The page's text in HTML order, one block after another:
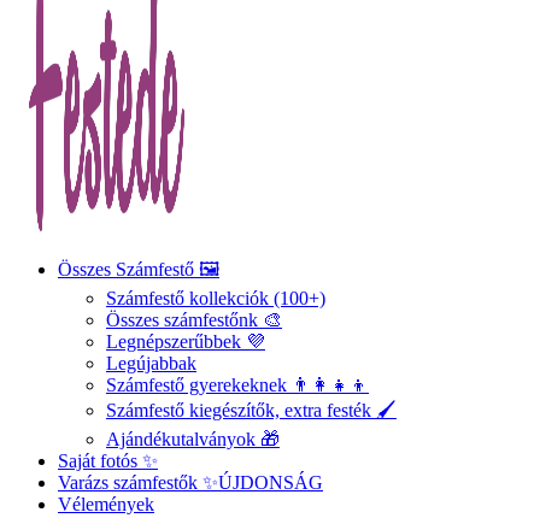
Összes Számfestő 🖼️
Számfestő kollekciók (100+)
Összes számfestőnk 🎨
Legnépszerűbbek 💜
Legújabbak
Számfestő gyerekeknek 👨‍👩‍👧‍👦
Számfestő kiegészítők, extra festék 🖌️
Ajándékutalványok 🎁
Saját fotós ✨
Varázs számfestők ✨ÚJDONSÁG
Vélemények